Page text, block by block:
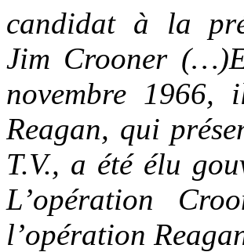
candidat à la
Jim Crooner
novembre
Reagan, qui
T.V., a été élu
L’opération
l’opération